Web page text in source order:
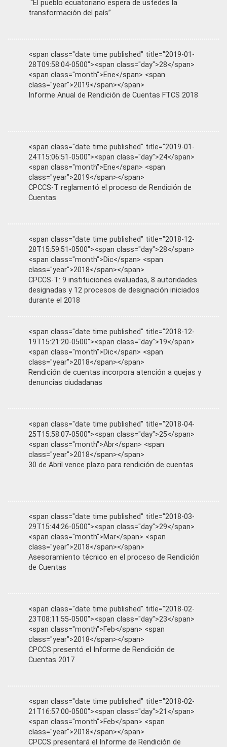
“El pueblo ecuatoriano espera de ustedes la
transformación del país”
<span class="date time published" title="2019-01-
28T09:58:04-0500"><span class="day">28</span>
<span class="month">Ene</span> <span
class="year">2019</span></span>
Informe Anual de Rendición de Cuentas FTCS 2018
<span class="date time published" title="2019-01-
24T15:06:51-0500"><span class="day">24</span>
<span class="month">Ene</span> <span
class="year">2019</span></span>
CPCCS-T reglamentó el proceso de Rendición de
Cuentas
<span class="date time published" title="2018-12-
28T15:59:51-0500"><span class="day">28</span>
<span class="month">Dic</span> <span
class="year">2018</span></span>
CPCCS-T: 9 instituciones evaluadas, 8 autoridades
designadas y 12 procesos de designación iniciados
durante el 2018
<span class="date time published" title="2018-12-
19T15:21:20-0500"><span class="day">19</span>
<span class="month">Dic</span> <span
class="year">2018</span></span>
Rendición de cuentas incorpora atención a quejas y
denuncias ciudadanas
<span class="date time published" title="2018-04-
25T15:58:07-0500"><span class="day">25</span>
<span class="month">Abr</span> <span
class="year">2018</span></span>
30 de Abril vence plazo para rendición de cuentas
<span class="date time published" title="2018-03-
29T15:44:26-0500"><span class="day">29</span>
<span class="month">Mar</span> <span
class="year">2018</span></span>
Asesoramiento técnico en el proceso de Rendición
de Cuentas
<span class="date time published" title="2018-02-
23T08:11:55-0500"><span class="day">23</span>
<span class="month">Feb</span> <span
class="year">2018</span></span>
CPCCS presentó el Informe de Rendición de
Cuentas 2017
<span class="date time published" title="2018-02-
21T16:57:00-0500"><span class="day">21</span>
<span class="month">Feb</span> <span
class="year">2018</span></span>
CPCCS presentará el Informe de Rendición de